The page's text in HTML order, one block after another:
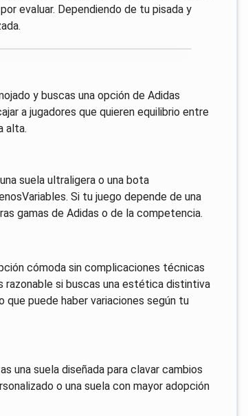
evaluar. Dependiendo de tu pisada y
y buscas una opción de Adidas
a jugadores que quieren equilibrio entre
alta.
suela ultraligera o una bota
Si tu juego depende de una
gamas de Adidas o de la competencia.
cómoda sin complicaciones técnicas
razonable si buscas una estética distintiva
que puede haber variaciones según tu
una suela diseñada para clavar cambios
o una suela con mayor adopción